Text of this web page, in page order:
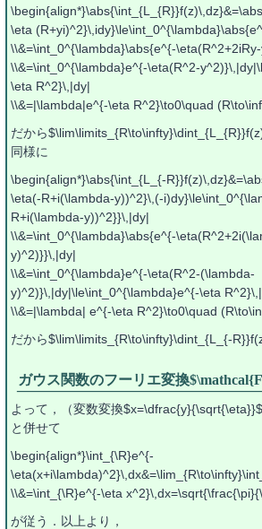
\eta
\\&=\int_0^{\lambda}\abs{e^{-
\\&=\int_0^{\lambda}e^{-\eta(R^2-
\eta R^2}\,|dy|
\\&=|\lambda|e^{-\eta R^2}\to0\quad
だから
同様に
\begin{align*}\abs{\int_{L_{-
\eta(-R+i(\lambda-y))^2}\,(-
R+i(\lambda-y))^2}}\,|dy|
\\&=\int_0^{\lambda}\abs{e^{-
y)^2)}}\,|dy|
\\&=\int_0^{\lambda}e^{-\eta(R^2-(\lambda-
y)^2)}\,|dy|\le\int_0^{\lambda}e^{-\eta
\\&=|\lambda| e^{-\eta R^2}\to0\quad
だから$\lim\limits_{R\to\infty}\dint_{L_{-
ガウス関数のフーリエ変換
よって，（変数変換$x=\dfrac{y}{\sqrt{\eta}}$
と併せて
\begin{align*}\int_{\R}e^{-
\\&=\int_{\R}e^{-\eta
が従う．以上より，